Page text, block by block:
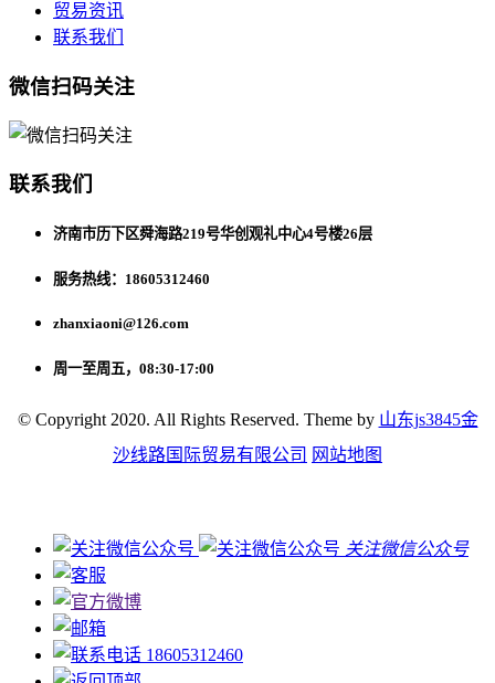
贸易资讯
联系我们
微信扫码关注
联系我们
济南市历下区舜海路219号华创观礼中心4号楼26层
服务热线：18605312460
zhanxiaoni@126.com
周一至周五，08:30-17:00
© Copyright 2020. All Rights Reserved. Theme by 山东js3845金
沙线路国际贸易有限公司 网站地图
关注微信公众号
18605312460